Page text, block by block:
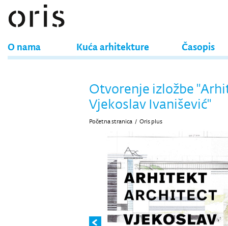
O nama Kuća arhitekture Časopis
Otvorenje izložbe
Vjekoslav Ivanišević"
Početna stranica / Oris plus